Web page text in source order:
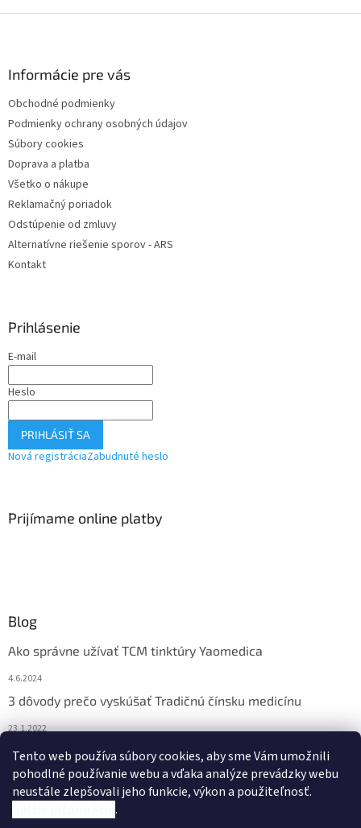
Tento web používa súbory cookies, aby sme Vám umožnili
pohodlné používanie webu a vďaka analýze prevádzky webu
neustále zlepšovali jeho funkcie, výkon a použiteľnosť.
.
k
v
Informácie pre vás
Obchodné podmienky
Podmienky ochrany osobných údajov
Súbory cookies
Doprava a platba
Všetko o nákupe
Reklamačný poriadok
Odstúpenie od zmluvy
Alternatívne riešenie sporov - ARS
Kontakt
Prihlásenie
E-mail
Heslo
PRIHLÁSIŤ SA
Nová registráciaZabudnuté heslo
Prijímame online platby
Blog
Ako správne užívať TCM tinktúry Yaomedica
4.6.2024
3 dôvody prečo vyskúšať Tradičnú čínsku medicínu
23.1.2022
Nadmerne vám vypadávajú vlasy? Pomôže vám čínska
medicína
13.11.2021